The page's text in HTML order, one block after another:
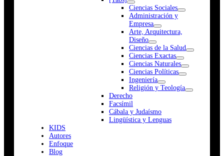
Ciencias Sociales
Administración y
Empresa
Arte, Arquitectura,
Diseño
Ciencias de la Salud
Ciencias Exactas
Ciencias Naturales
Ciencias Políticas
Ingeniería
Religión y Teología
Derecho
Facsímil
Cábala y Judaísmo
Lingüística y Lenguas
KIDS
Autores
Enfoque
Blog